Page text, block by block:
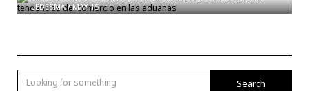
LEDESMA/MAY 15
Search